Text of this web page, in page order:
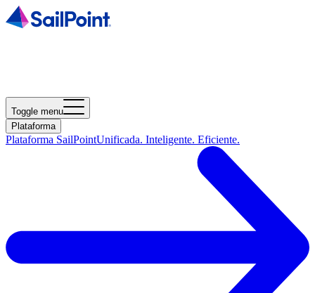
Toggle menu
Plataforma
Plataforma SailPointUnificada. Inteligente. Eficiente.